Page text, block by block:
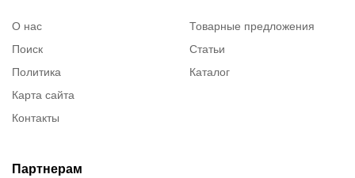
О нас
Поиск
Политика
Карта сайта
Контакты
Товарные предложения
Статьи
Каталог
Партнерам